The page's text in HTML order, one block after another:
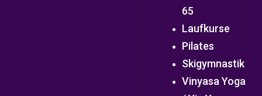
65
Laufkurse
Pilates
Skigymnastik
Vinyasa Yoga